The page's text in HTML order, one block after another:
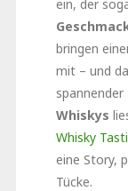
ein, der
bringen
mit – und
spannender
Whiskys
Whisky
eine Story,
Tücke.